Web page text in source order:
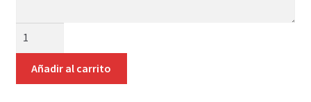
LATÓN
DORADO
Añadir al carrito